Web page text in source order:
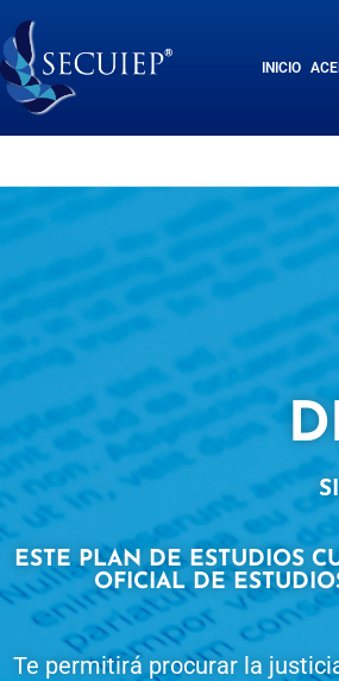
INICIO
ESTE PLAN DE ESTUDIOS
OFICIAL DE
Te permitirá procurar la